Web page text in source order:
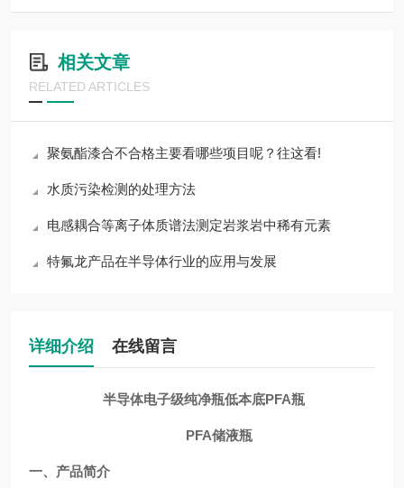
相关文章
RELATED ARTICLES
聚氨酯漆合不合格主要看哪些项目呢？往这看!
水质污染检测的处理方法
电感耦合等离子体质谱法测定岩浆岩中稀有元素
特氟龙产品在半导体行业的应用与发展
详细介绍 在线留言
半导体电子级纯净瓶低本底PFA瓶
PFA储液瓶
一、产品简介